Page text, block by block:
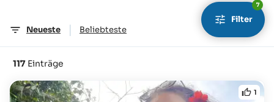
Neueste Beliebteste
Filter
7
117 Einträge
1